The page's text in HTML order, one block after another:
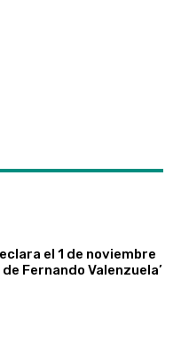
el 1 de noviembre
de Fernando Valenzuela’